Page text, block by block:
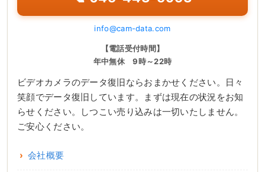
info@cam-data.com
【電話受付時間】
年中無休 9時～22時
ビデオカメラのデータ復旧ならおまかせください。日々
笑顔でデータ復旧しています。まずは現在の状況をお知
らせください。しつこい売り込みは一切いたしません。
ご安心ください。
会社概要